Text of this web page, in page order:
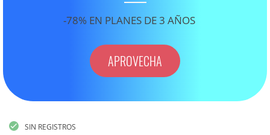
-78% EN PLANES DE 3 AÑOS
APROVECHA
SIN REGISTROS